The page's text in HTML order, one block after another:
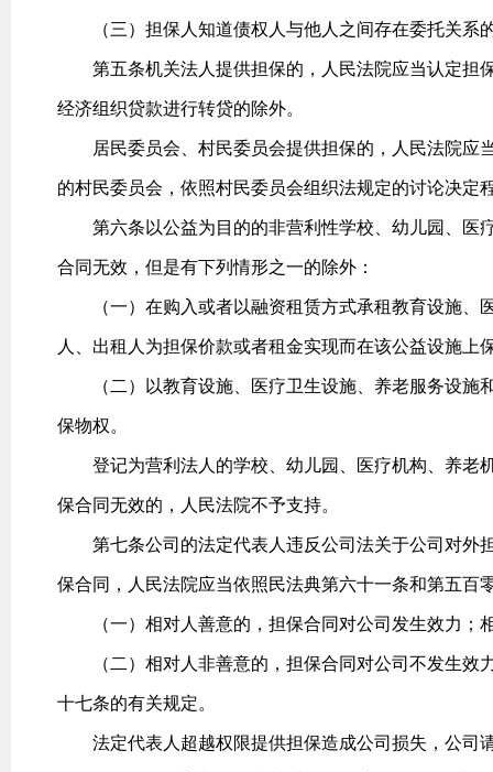
（三）担保人知道债权人与他人之间存在委托关系
第五条机关法人提供担保的，人民法院应当认定担
经济组织贷款进行转贷的除外。
居民委员会、村民委员会提供担保的，人民法院应
的村民委员会，依照村民委员会组织法规定的讨论决定
第六条以公益为目的的非营利性学校、幼儿园、医
合同无效，但是有下列情形之一的除外：
（一）在购入或者以融资租赁方式承租教育设施、
人、出租人为担保价款或者租金实现而在该公益设施上
（二）以教育设施、医疗卫生设施、养老服务设施
保物权。
登记为营利法人的学校、幼儿园、医疗机构、养老
保合同无效的，人民法院不予支持。
第七条公司的法定代表人违反公司法关于公司对外
保合同，人民法院应当依照民法典第六十一条和第五百
（一）相对人善意的，担保合同对公司发生效力；
（二）相对人非善意的，担保合同对公司不发生效
十七条的有关规定。
法定代表人超越权限提供担保造成公司损失，公司